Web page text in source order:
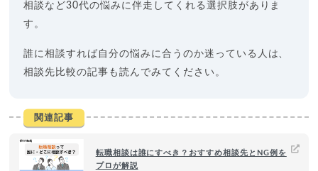
相談など30代の悩みに伴走してくれる選択肢がありま
す。
誰に相談すれば自分の悩みに合うのか迷っている人は、
相談先比較の記事も読んでみてください。
関連記事
転職相談は誰にすべき？おすすめ相談先とNG例を
プロが解説